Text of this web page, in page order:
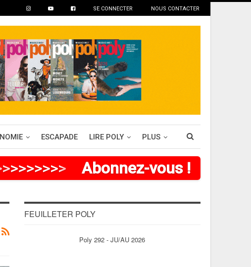
SE CONNECTER NOUS CONTACTER
ESCAPADE LIRE POLY PLUS
>>>>>>>> Abonnez-vous !
FEUILLETER POLY
Poly 292 - JU/AU 2026